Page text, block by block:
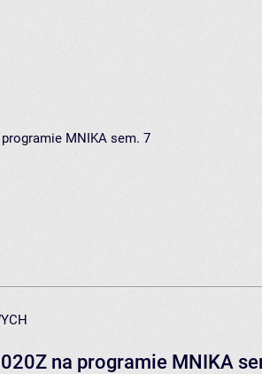
MNIKA sem. 7
na programie MNIKA